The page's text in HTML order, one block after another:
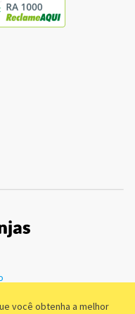
você obtenha a melhor